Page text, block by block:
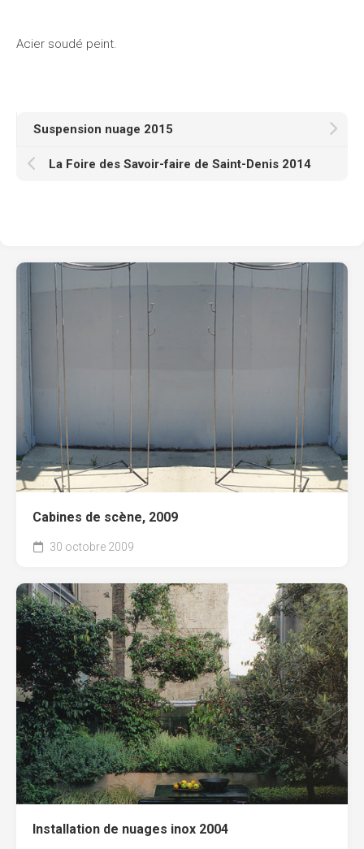
Acier soudé peint.
Suspension nuage 2015
La Foire des Savoir-faire de Saint-Denis 2014
Cabines de scène, 2009
30 octobre 2009
Installation de nuages inox 2004